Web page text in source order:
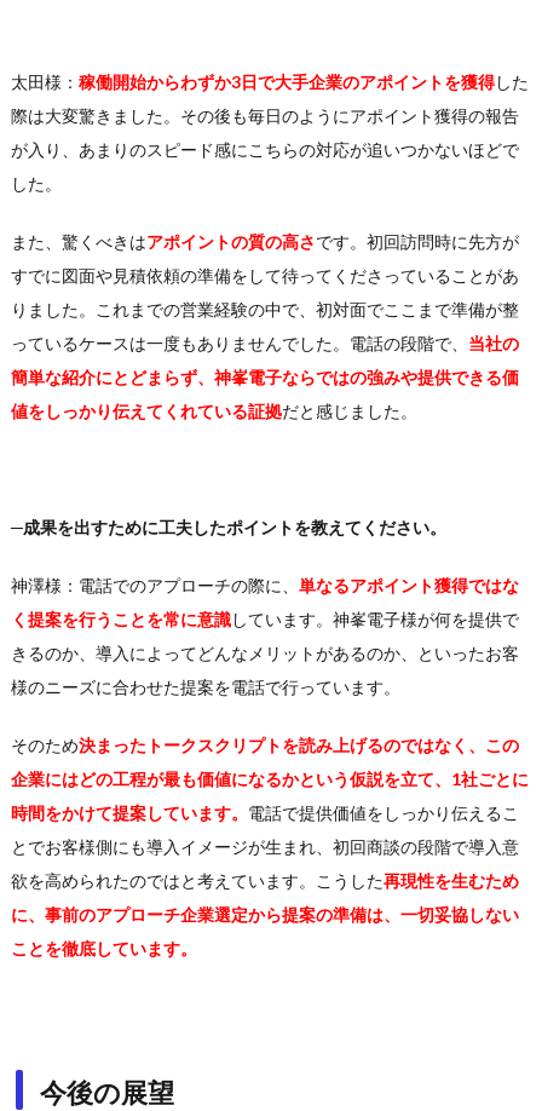
太田様： 稼働開始からわずか3日で大手企業のアポイントを獲得した
際は大変驚きました。その後も毎日のようにアポイント獲得の報告
が入り、あまりのスピード感にこちらの対応が追いつかないほどで
した。
また、驚くべきはアポイントの質の高さです。初回訪問時に先方が
すでに図面や見積依頼の準備をして待ってくださっていることがあ
りました。これまでの営業経験の中で、初対面でここまで準備が整
っているケースは一度もありませんでした。電話の段階で、 当社の
簡単な紹介にとどまらず、神峯電子ならではの強みや提供できる価
値をしっかり伝えてくれている証拠だと感じました。
─成果を出すために工夫したポイントを教えてください。
神澤様：電話でのアプローチの際に、 単なるアポイント獲得ではな
く提案を行うことを常に意識しています。神峯電子様が何を提供で
きるのか、導入によってどんなメリットがあるのか、といったお客
様のニーズに合わせた提案を電話で行っています。
そのため決まったトークスクリプトを読み上げるのではなく、この
企業にはどの工程が最も価値になるかという仮説を立て、1社ごとに
時間をかけて提案しています。 電話で提供価値をしっかり伝えるこ
とでお客様側にも導入イメージが生まれ、初回商談の段階で導入意
欲を高められたのではと考えています。こうした再現性を生むため
に、事前のアプローチ企業選定から提案の準備は、一切妥協しない
ことを徹底しています。
今後の展望